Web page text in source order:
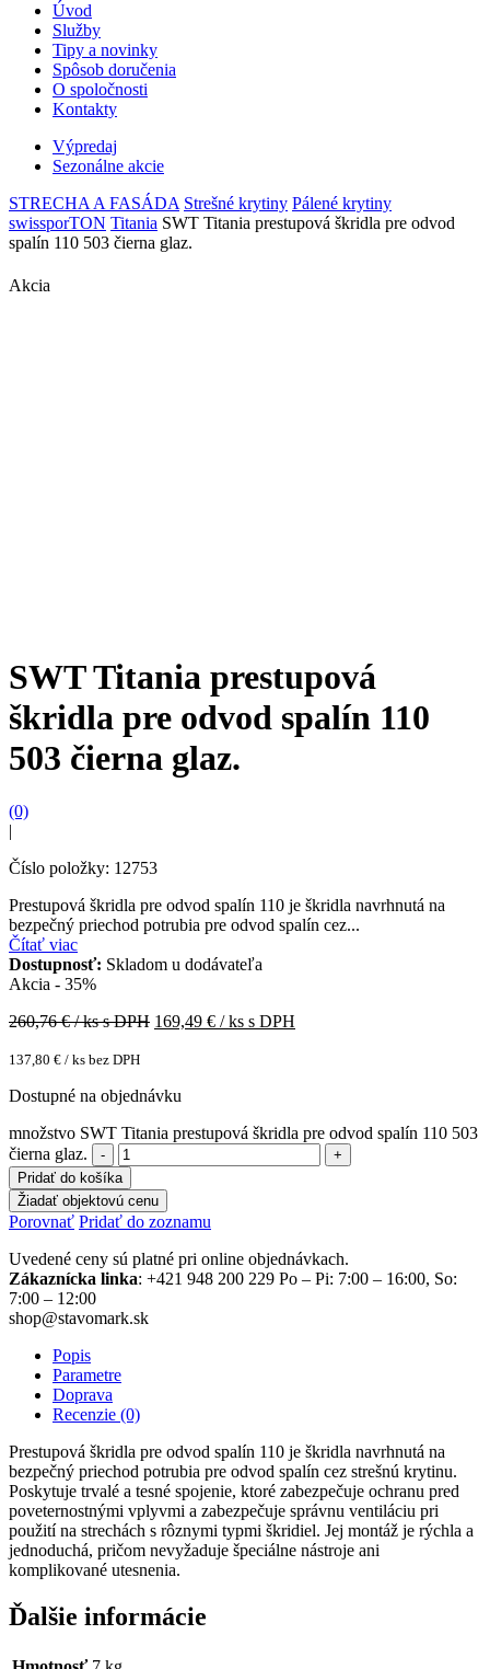
Úvod
Služby
Tipy a novinky
Spôsob doručenia
O spoločnosti
Kontakty
Výpredaj
Sezonálne akcie
STRECHA A FASÁDA Strešné krytiny Pálené krytiny
swissporTON Titania SWT Titania prestupová škridla pre odvod
spalín 110 503 čierna glaz.
Akcia
SWT Titania prestupová
škridla pre odvod spalín 110
503 čierna glaz.
(0)
|
Číslo položky: 12753
Prestupová škridla pre odvod spalín 110 je škridla navrhnutá na
bezpečný priechod potrubia pre odvod spalín cez...
Čítať viac
Dostupnosť: Skladom u dodávateľa
Akcia - 35%
260,76€ / ks s DPH 169,49 € / ks s DPH
137,80 € / ks bez DPH
Dostupné na objednávku
množstvo SWT Titania prestupová škridla pre odvod spalín 110 503
čierna glaz.
Pridať do košíka
Žiadať objektovú cenu
Porovnať Pridať do zoznamu
Uvedené ceny sú platné pri online objednávkach.
Zákaznícka linka: +421 948 200 229 Po – Pi: 7:00 – 16:00, So:
7:00 – 12:00
shop@stavomark.sk
Popis
Parametre
Doprava
Recenzie (0)
Prestupová škridla pre odvod spalín 110 je škridla navrhnutá na
bezpečný priechod potrubia pre odvod spalín cez strešnú krytinu.
Poskytuje trvalé a tesné spojenie, ktoré zabezpečuje ochranu pred
poveternostnými vplyvmi a zabezpečuje správnu ventiláciu pri
použití na strechách s rôznymi typmi škridiel. Jej montáž je rýchla a
jednoduchá, pričom nevyžaduje špeciálne nástroje ani
komplikované utesnenia.
Ďalšie informácie